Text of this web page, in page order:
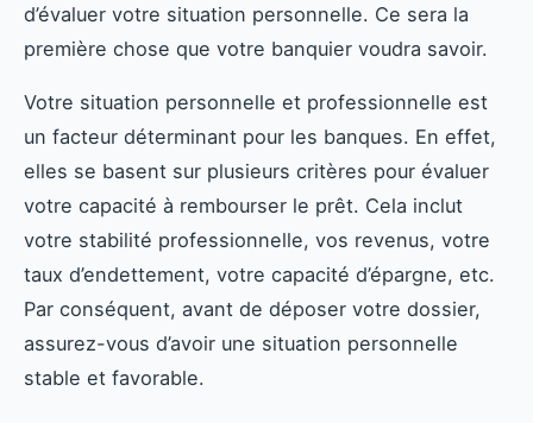
d’évaluer votre situation personnelle. Ce sera la
première chose que votre banquier voudra savoir.
Votre situation personnelle et professionnelle est
un facteur déterminant pour les banques. En effet,
elles se basent sur plusieurs critères pour évaluer
votre capacité à rembourser le prêt. Cela inclut
votre stabilité professionnelle, vos revenus, votre
taux d’endettement, votre capacité d’épargne, etc.
Par conséquent, avant de déposer votre dossier,
assurez-vous d’avoir une situation personnelle
stable et favorable.